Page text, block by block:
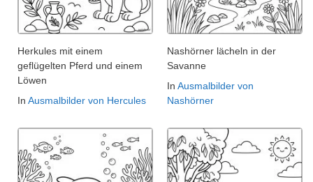
Herkules mit einem
geflügelten Pferd und einem
Löwen
In Ausmalbilder von Hercules
Nashörner lächeln in der
Savanne
In Ausmalbilder von
Nashörner